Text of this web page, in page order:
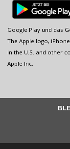
Google Play und das
The Apple logo,
in the U.S. and other
Apple Inc.